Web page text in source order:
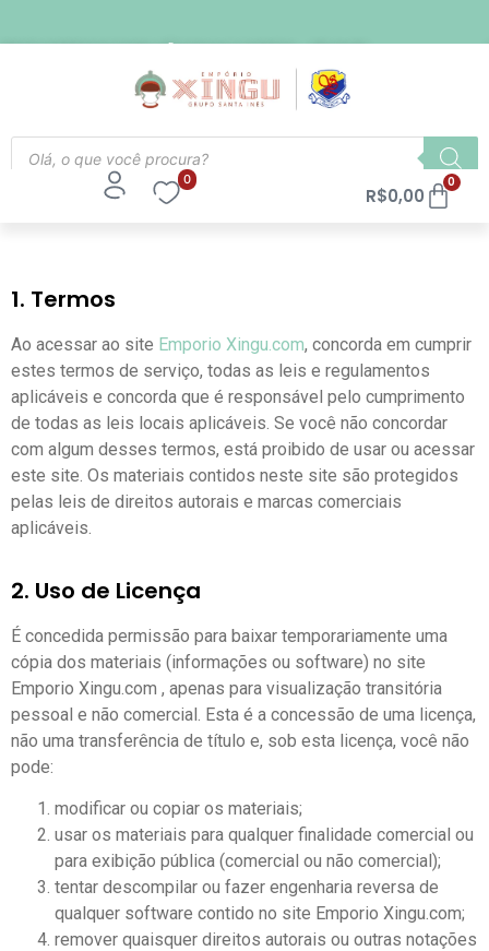
FRETE EXPRESSO PARA SÃO PAULO CAPITAL - R$ 21,90
0
R$0,00
0
1. Termos
Ao acessar ao site Emporio Xingu.com, concorda em cumprir
estes termos de serviço, todas as leis e regulamentos
aplicáveis ​​e concorda que é responsável pelo cumprimento
de todas as leis locais aplicáveis. Se você não concordar
com algum desses termos, está proibido de usar ou acessar
este site. Os materiais contidos neste site são protegidos
pelas leis de direitos autorais e marcas comerciais
aplicáveis.
2. Uso de Licença
É concedida permissão para baixar temporariamente uma
cópia dos materiais (informações ou software) no site
Emporio Xingu.com , apenas para visualização transitória
pessoal e não comercial. Esta é a concessão de uma licença,
não uma transferência de título e, sob esta licença, você não
pode:
modificar ou copiar os materiais;
usar os materiais para qualquer finalidade comercial ou
para exibição pública (comercial ou não comercial);
tentar descompilar ou fazer engenharia reversa de
qualquer software contido no site Emporio Xingu.com;
remover quaisquer direitos autorais ou outras notações